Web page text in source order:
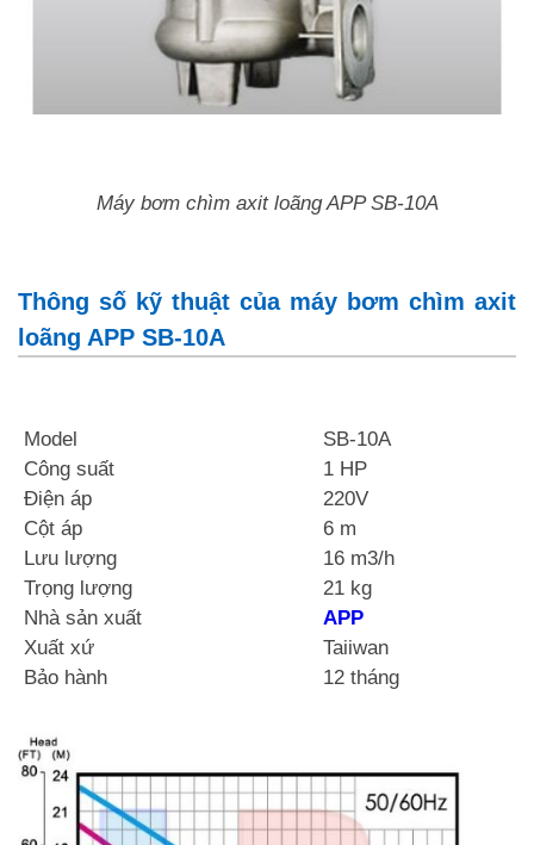
Máy bơm chìm axit loãng APP SB-10A
Thông số kỹ thuật của máy bơm chìm axit
loãng APP SB-10A
Model
SB-10A
Công suất
1 HP
Điện áp
220V
Cột áp
6 m
Lưu lượng
16 m3/h
Trọng lượng
21 kg
Nhà sản xuất
APP
Xuất xứ
Taiiwan
Bảo hành
12 tháng